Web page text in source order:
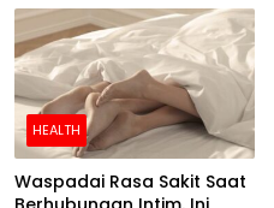
HEALTH
Waspadai Rasa Sakit Saat